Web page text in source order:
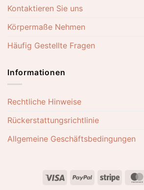
Kontaktieren Sie uns
Körpermaße Nehmen
Häufig Gestellte Fragen
Informationen
Rechtliche Hinweise
Rückerstattungsrichtlinie
Allgemeine Geschäftsbedingungen
Visa PayPal Stripe